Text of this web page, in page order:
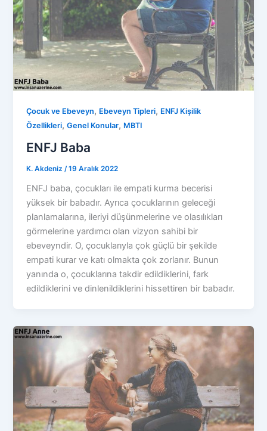
Çocuk ve Ebeveyn, Ebeveyn Tipleri, ENFJ Kişilik
Özellikleri,Genel Konular, MBTI
ENFJ Baba
K. Akdeniz/19 Aralık 2022
ENFJ baba, çocukları ile empati kurma becerisi
yüksek bir babadır. Ayrıca çocuklarının geleceği
planlamalarına, ileriyi düşünmelerine ve olasılıkları
görmelerine yardımcı olan vizyon sahibi bir
ebeveyndir. O, çocuklarıyla çok güçlü bir şekilde
empati kurar ve katı olmakta çok zorlanır. Bunun
yanında o, çocuklarına takdir edildiklerini, fark
edildiklerini ve dinlenildiklerini hissettiren bir babadır.